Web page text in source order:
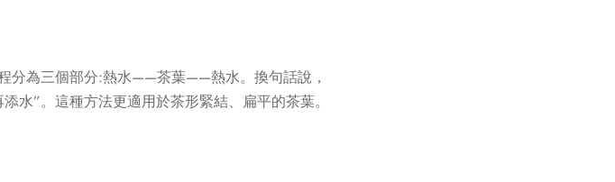
分為三個部分:熱水——茶葉——熱水。換句話說，
水”。這種方法更適用於茶形緊結、扁平的茶葉。